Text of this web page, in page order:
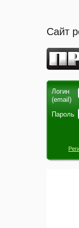
Сайт
Логин
(email)
Пароль